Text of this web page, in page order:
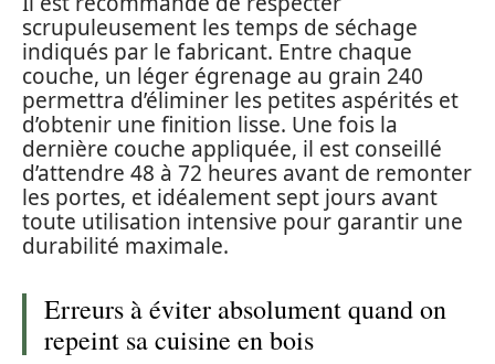
scrupuleusement les temps de séchage
indiqués par le fabricant. Entre chaque
couche, un léger égrenage au grain 240
permettra d’éliminer les petites aspérités et
d’obtenir une finition lisse. Une fois la
dernière couche appliquée, il est conseillé
d’attendre 48 à 72 heures avant de remonter
les portes, et idéalement sept jours avant
toute utilisation intensive pour garantir une
durabilité maximale.
Erreurs à éviter absolument quand on
repeint sa cuisine en bois